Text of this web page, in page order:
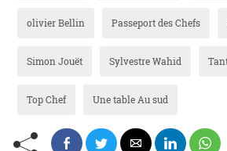
olivier Bellin Passeport des Chefs
Simon Jouët Sylvestre Wahid
Top Chef Une table Au sud